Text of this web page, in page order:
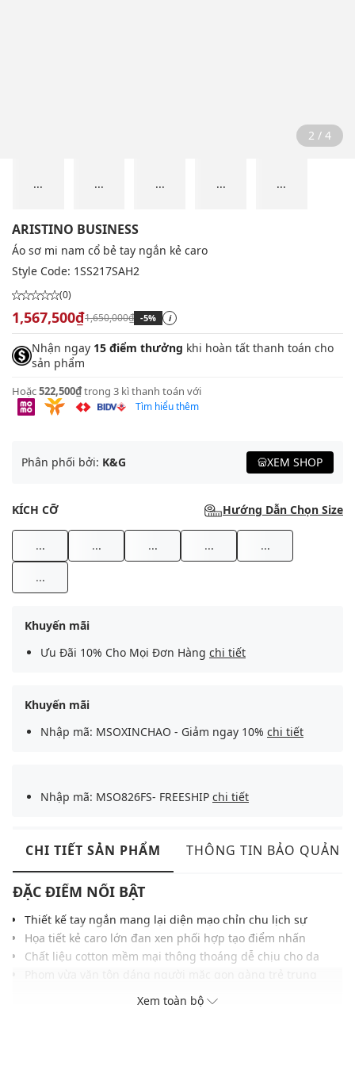
2 / 4
... ... ... ... ...
ARISTINO BUSINESS
Áo sơ mi nam cổ bẻ tay ngắn kẻ caro
Style Code: 1SS217SAH2
(0)
1,567,500₫1,650,000₫ -5% i
Nhận ngay 15 điểm thưởng khi hoàn tất thanh toán cho
sản phẩm
Hoặc522,500₫trong 3 kì thanh toán với
Tìm hiểu thêm
Phân phối bởi: K&G XEM SHOP
KÍCH CỠ Hướng Dẫn Chọn Size
... ... ... ... ...
...
Khuyến mãi
Ưu Đãi 10% Cho Mọi Đơn Hàng chi tiết
Khuyến mãi
Nhập mã: MSOXINCHAO - Giảm ngay 10% chi tiết
Nhập mã: MSO826FS- FREESHIP chi tiết
CHI TIẾT SẢN PHẨM THÔNG TIN BẢO QUẢN
ĐẶC ĐIỂM NỔI BẬT
Thiết kế tay ngắn mang lại diện mạo chỉn chu lịch sự
Họa tiết kẻ caro lớn đan xen phối hợp tạo điểm nhấn
Chất liệu cotton mềm mại thông thoáng dễ chịu cho da
Hàng khuy cài đồng màu phía trước tạo nét đồng nhất
Ống tay thêu logo tinh tế mang lại điểm nhấn sang trọng
Xem toàn bộ